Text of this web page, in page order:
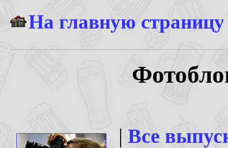
На главную
|Все